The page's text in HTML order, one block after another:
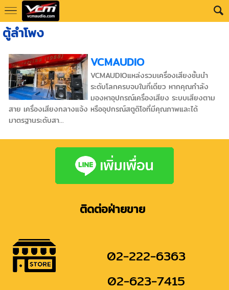
ตู้ลำโพง
VCMAUDIO
VCMAUDIOแหล่งรวมเครื่องเสียงชั้นนำ
ระดับโลกครบจบในที่เดียว หากคุณกำลัง
มองหาอุปกรณ์เครื่องเสียง ระบบเสียงตาม
สาย เครื่องเสียงกลางแจ้ง หรืออุปกรณ์สตูดิโอที่มีคุณภาพและได้
มาตรฐานระดับสา...
ติดต่อฝ่ายขาย
02-222-6363
02-623-7415